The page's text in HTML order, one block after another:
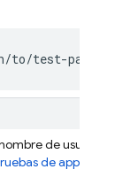
to/test-
de usuario
de apps